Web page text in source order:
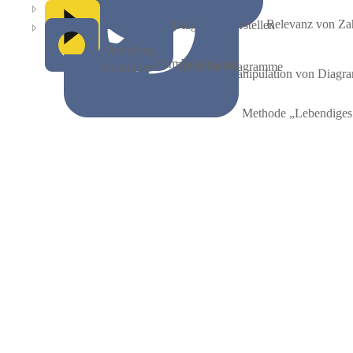
Relevanz von
Manipulation von
Diagramme erstellen
Methode
Tools für Diagramme
Zum Weiterlesen
Vertiefung
Abschluss